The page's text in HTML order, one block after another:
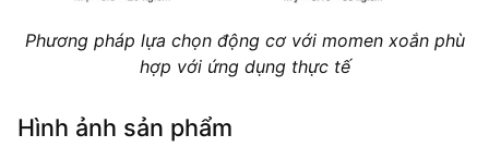
Phương pháp lựa chọn động cơ với momen xoắn phù
hợp với ứng dụng thực tế
Hình ảnh sản phẩm